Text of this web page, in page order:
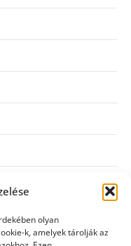
olyan
k, amelyek tárolják az